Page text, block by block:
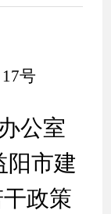
17号
公室
阳市建
政策